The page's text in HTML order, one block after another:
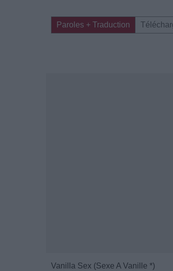
Paroles + Traduction
Vanilla Sex (Sexe A Vanille *)